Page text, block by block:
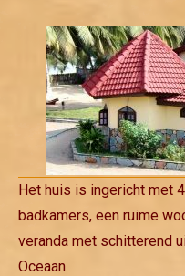
Het huis is ingericht met
badkamers, een ruime
veranda met schitterend
Oceaan.